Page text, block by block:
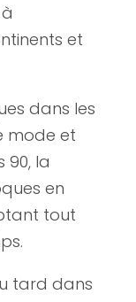
et
dans les
mode et
90, la
en
tout
tard dans